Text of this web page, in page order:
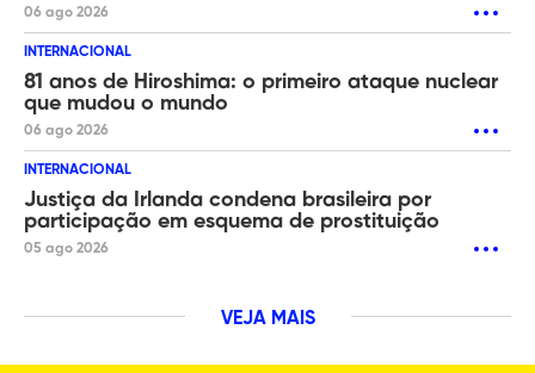
06 ago 2026
INTERNACIONAL
81 anos de Hiroshima: o primeiro ataque nuclear
que mudou o mundo
06 ago 2026
INTERNACIONAL
Justiça da Irlanda condena brasileira por
participação em esquema de prostituição
05 ago 2026
VEJA MAIS